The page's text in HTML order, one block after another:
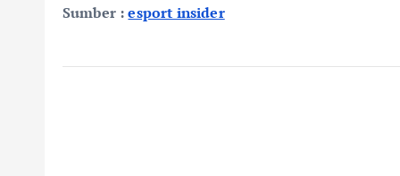
Sumber :esport insider